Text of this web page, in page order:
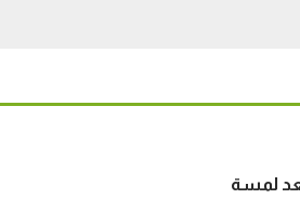
لمسة